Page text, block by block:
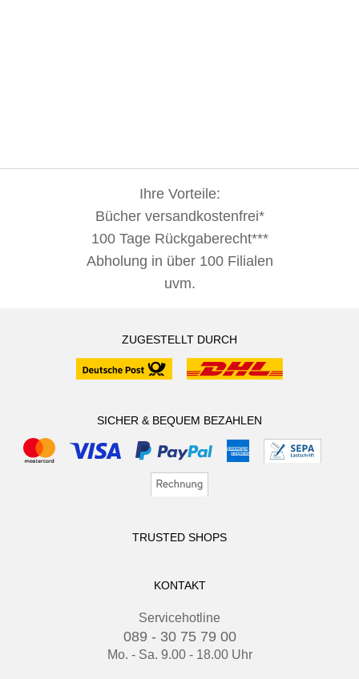
Ihre Vorteile:
Bücher versandkostenfrei*
100 Tage Rückgaberecht***
Abholung in über 100 Filialen
uvm.
ZUGESTELLT DURCH
SICHER & BEQUEM BEZAHLEN
TRUSTED SHOPS
KONTAKT
Servicehotline
089 - 30 75 79 00
Mo. - Sa. 9.00 - 18.00 Uhr